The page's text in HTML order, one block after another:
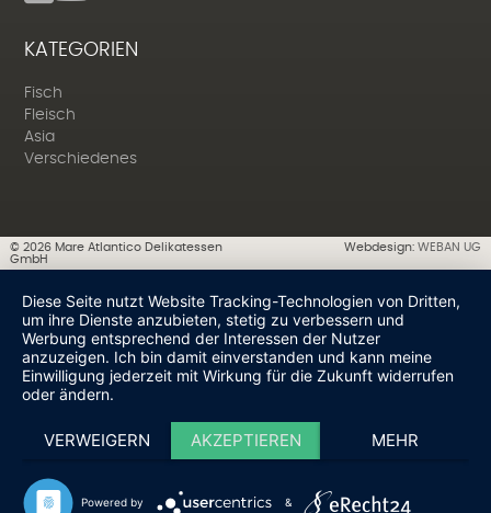
KATEGORIEN
Fisch
Fleisch
Asia
Verschiedenes
© 2026Mare Atlantico Delikatessen
GmbH
Webdesign:WEBAN UG
Diese Seite nutzt Website Tracking-Technologien von Dritten,
um ihre Dienste anzubieten, stetig zu verbessern und
Werbung entsprechend der Interessen der Nutzer
anzuzeigen. Ich bin damit einverstanden und kann meine
Einwilligung jederzeit mit Wirkung für die Zukunft widerrufen
oder ändern.
VERWEIGERN AKZEPTIEREN MEHR
Powered by &